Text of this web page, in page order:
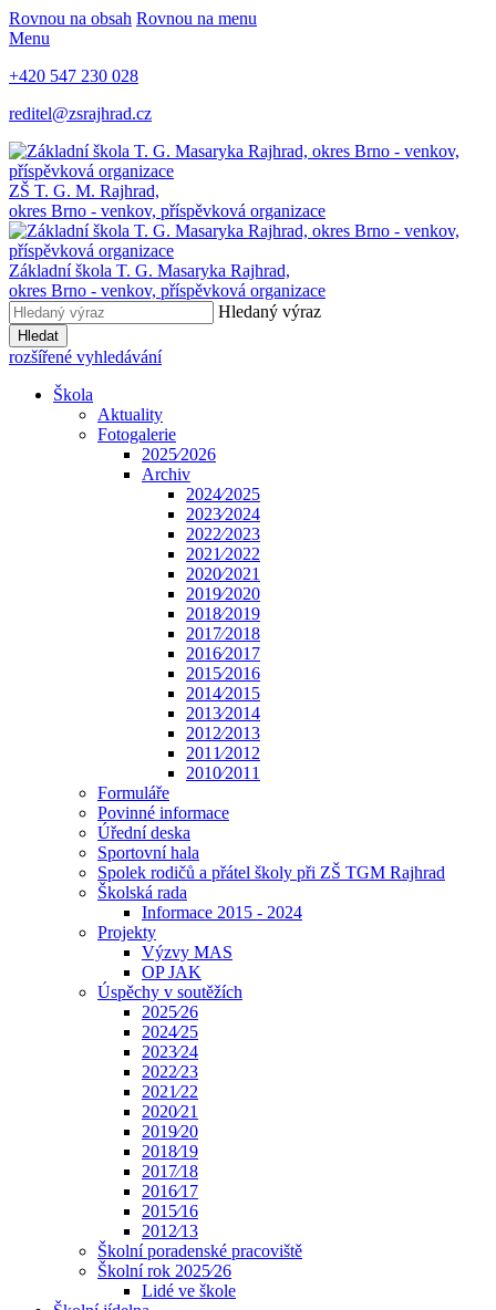
Rovnou na obsah Rovnou na menu
Menu
+420 547 230 028
reditel@zsrajhrad.cz
ZŠ T. G. M. Rajhrad,
okres Brno - venkov, příspěvková organizace
Základní škola T. G. Masaryka Rajhrad,
okres Brno - venkov, příspěvková organizace
Hledaný výraz
Hledat
rozšířené vyhledávání
Škola
Aktuality
Fotogalerie
2025⁄2026
Archiv
2024⁄2025
2023⁄2024
2022⁄2023
2021⁄2022
2020⁄2021
2019⁄2020
2018⁄2019
2017⁄2018
2016⁄2017
2015⁄2016
2014⁄2015
2013⁄2014
2012⁄2013
2011⁄2012
2010⁄2011
Formuláře
Povinné informace
Úřední deska
Sportovní hala
Spolek rodičů a přátel školy při ZŠ TGM Rajhrad
Školská rada
Informace 2015 - 2024
Projekty
Výzvy MAS
OP JAK
Úspěchy v soutěžích
2025⁄26
2024⁄25
2023⁄24
2022⁄23
2021⁄22
2020⁄21
2019⁄20
2018⁄19
2017⁄18
2016⁄17
2015⁄16
2012⁄13
Školní poradenské pracoviště
Školní rok 2025⁄26
Lidé ve škole